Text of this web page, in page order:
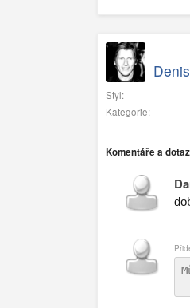
Styl:
Kategorie:
Komentáře a